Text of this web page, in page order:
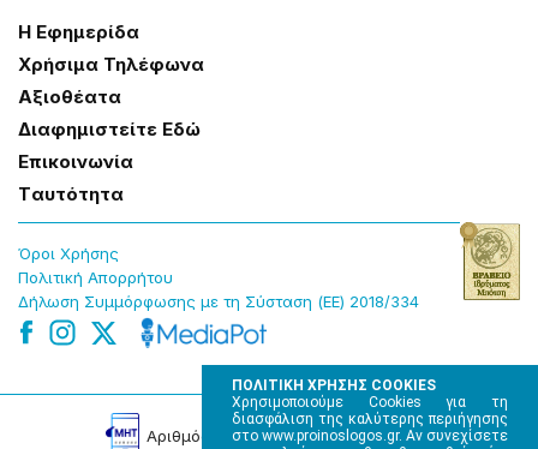
ΠΟΛΙΤΙΚΗ ΧΡΗΣΗΣ COOKIES
Χρησιμοποιούμε Cookies για τη
διασφάλιση της καλύτερης περιήγησης
στο www.proinoslogos.gr. Αν συνεχίσετε
Η Εφημερίδα
Χρήσɩμα Τηλέφωνα
Αξɩοθέατα
Δɩαφημɩστείτε Εδώ
Επɩκοɩνωνία
Tαυτότητα
Όροɩ Χρήσης
Πολɩτɩκή Απορρήτου
Δήλωση Συμμόρφωσης με τη Σύσταση (ΕΕ) 2018/334
Αρɩθμός Πɩστοποίησης Μ.Η.Τ. 220242